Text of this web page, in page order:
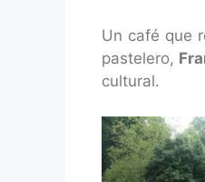
Un café que
pastelero,
cultural.